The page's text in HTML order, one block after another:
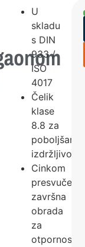
U
skladu
s DIN
933 /
ISO
4017
Čelik
klase
8.8 za
poboljšanu
izdržljivost
Cinkom
presvučena
završna
obrada
za
otpornost